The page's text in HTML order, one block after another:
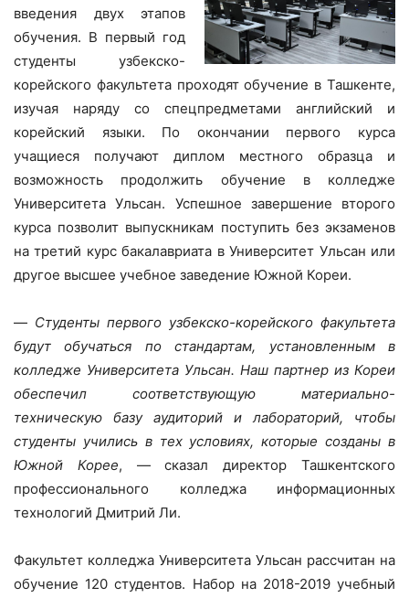
введения двух этапов
обучения. В первый год
студенты узбекско-
корейского факультета проходят обучение в Ташкенте,
изучая наряду со спецпредметами английский и
корейский языки. По окончании первого курса
учащиеся получают диплом местного образца и
возможность продолжить обучение в колледже
Университета Ульсан. Успешное завершение второго
курса позволит выпускникам поступить без экзаменов
на третий курс бакалавриата в Университет Ульсан или
другое высшее учебное заведение Южной Кореи.
— Студенты первого узбекско-корейского факультета
будут обучаться по стандартам, установленным в
колледже Университета Ульсан. Наш партнер из Кореи
обеспечил соответствующую материально-
техническую базу аудиторий и лабораторий, чтобы
студенты учились в тех условиях, которые созданы в
Южной Корее, — сказал директор Ташкентского
профессионального колледжа информационных
технологий Дмитрий Ли.
Факультет колледжа Университета Ульсан рассчитан на
обучение 120 студентов. Набор на 2018-2019 учебный